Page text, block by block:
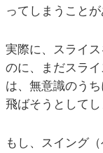
ってしまうことが
実際に、スライ
のに、まだスラ
は、無意識のう
飛ばそうとしてし
もし、スイング